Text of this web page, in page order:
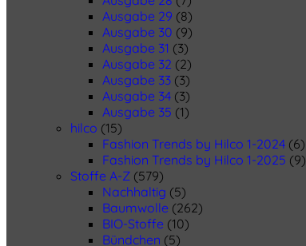
Ausgabe 29 (8)
Ausgabe 30 (9)
Ausgabe 31 (3)
Ausgabe 32 (2)
Ausgabe 33 (3)
Ausgabe 34 (3)
Ausgabe 35 (1)
hilco (15)
Fashion Trends by Hilco 1-2024 (6)
Fashion Trends by Hilco 1-2025 (9)
Stoffe A-Z (579)
Nachhaltig (5)
Baumwolle (262)
BIO-Stoffe (10)
Bündchen (5)